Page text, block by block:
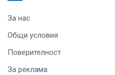
За нас
Общи условия
Поверителност
За реклама